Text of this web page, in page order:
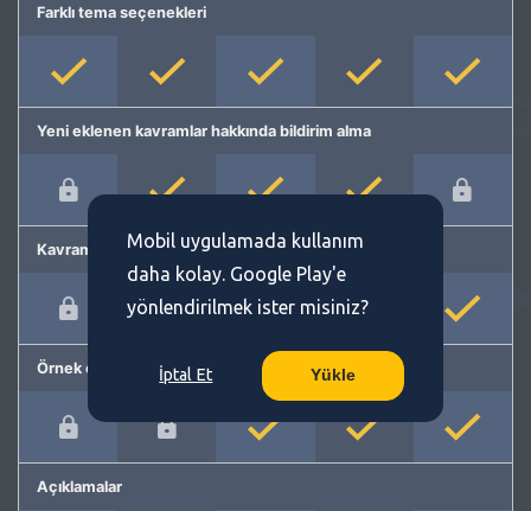
Farklı tema seçenekleri
Yeni eklenen kavramlar hakkında bildirim alma
Kavram önerme
Örnek cümleler
Açıklamalar
Mobil uygulamada kullanım
daha kolay. Google Play'e
yönlendirilmek ister misiniz?
İptal Et Yükle